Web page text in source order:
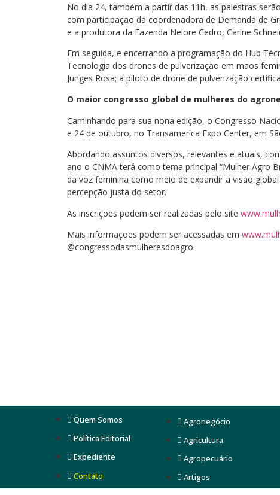
No dia 24, também a partir das 11h, as palestras
com participação da coordenadora de Demanda de
e a produtora da Fazenda Nelore Cedro, Carine
Em seguida, e encerrando a programação do Hub
Tecnologia dos drones de pulverização em mãos
Junges Rosa; a piloto de drone de pulverização
O maior congresso global de mulheres do
Caminhando para sua nona edição, o Congresso
e 24 de outubro, no Transamerica Expo Center, em
Abordando assuntos diversos, relevantes e atuais,
ano o CNMA terá como tema principal “Mulher Agro
da voz feminina como meio de expandir a visão
percepção justa do setor.
As inscrições podem ser realizadas pelo site
Mais informações podem ser acessadas em
@congressodasmulheresdoagro.
Quem Somos
Política Editorial
Expediente
Contato
Agronegócio
Agricultura
Agropecuário
Artigos